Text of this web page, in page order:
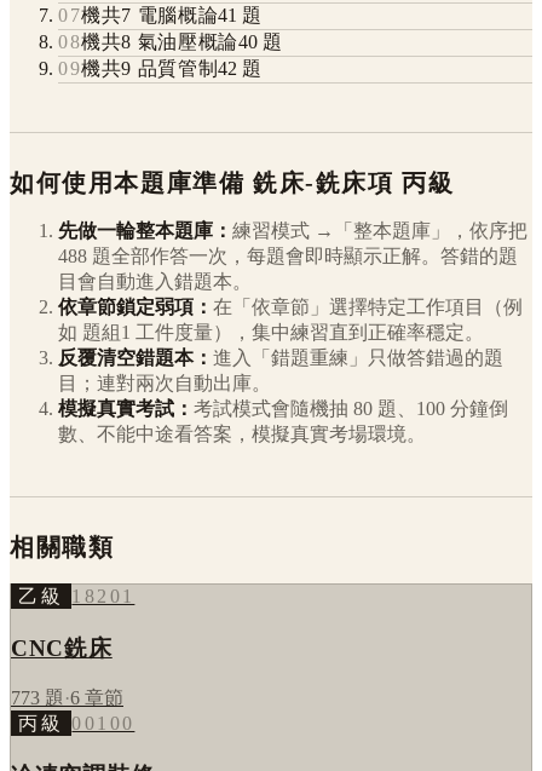
07機共7 電腦概論41 題
08機共8 氣油壓概論40題
09機共9 品質管制42 題
如何使用本題庫準備銑床-銑床項 丙級
先做一輪整本題庫： 練習模式 →「整本題庫」，依序把
488 題全部作答一次，每題會即時顯示正解。答錯的題
目會自動進入錯題本。
依章節鎖定弱項： 在「依章節」選擇特定工作項目（例
如 題組1 工件度量），集中練習直到正確率穩定。
反覆清空錯題本： 進入「錯題重練」只做答錯過的題
目；連對兩次自動出庫。
模擬真實考試： 考試模式會隨機抽 80 題、100 分鐘倒
數、不能中途看答案，模擬真實考場環境。
相關職類
乙級 18201
CNC銑床
773 題 ·6 章節
丙級
00100